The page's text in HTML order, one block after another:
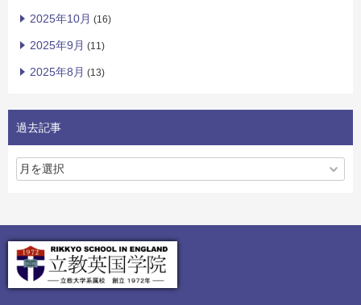
2025年10月 (16)
2025年9月 (11)
2025年8月 (13)
過去記事